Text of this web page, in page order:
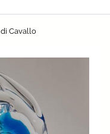
Cavallo